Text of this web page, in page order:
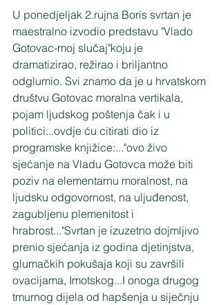
U ponedjeljak 2.rujna Boris svrtan je
maestralno izvodio predstavu "Vlado
Gotovac-moj slučaj"koju je
dramatizirao, režirao i briljantno
odglumio. Svi znamo da je u hrvatskom
društvu Gotovac moralna vertikala,
pojam ljudskog poštenja čak i u
politici...ovdje ću citirati dio iz
programske knjižice:..."ovo živo
sjećanje na Vladu Gotovca može biti
poziv na elementarnu moralnost, na
ljudsku odgovornost, na uljuđenost,
zagubljenu plemenitost i
hrabrost..."Svrtan je izuzetno dojmljivo
prenio sjećanja iz godina djetinjstva,
glumačkih pokušaja koji su završili
ovacijama, Imotskog...I onoga drugog
tmurnog dijela od hapšenja u siječnju